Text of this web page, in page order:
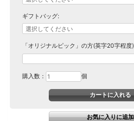
ギフトバッグ:
「オリジナルピック」の方(英字20字程度
購入数： 個